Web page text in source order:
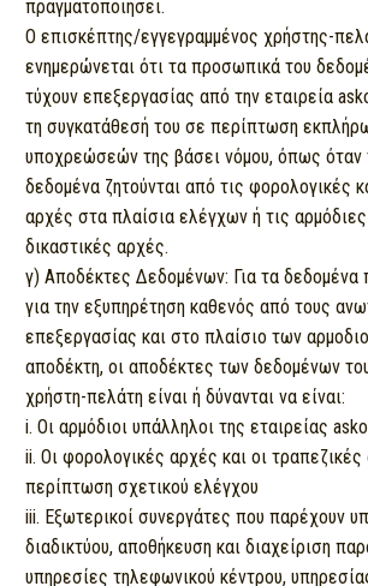
πραγματοποιήσει.
O επισκέπτης/εγγεγραμμένος χρήστης-
ενημερώνεται ότι τα προσωπικά του
τύχουν επεξεργασίας από την εταιρεία
τη συγκατάθεσή του σε περίπτωση
υποχρεώσεών της βάσει νόμου, όπως όταν
δεδομένα ζητούνται από τις φορολογικές
αρχές στα πλαίσια ελέγχων ή τις
δικαστικές αρχές.
γ) Αποδέκτες Δεδομένων: Για τα δεδομένα
για την εξυπηρέτηση καθενός από τους
επεξεργασίας και στο πλαίσιο των
αποδέκτη, οι αποδέκτες των δεδομένων
χρήστη-πελάτη είναι ή δύνανται να είναι:
i. Οι αρμόδιοι υπάλληλοι της εταιρείας
ii. Οι φορολογικές αρχές και οι
περίπτωση σχετικού ελέγχου
iii. Εξωτερικοί συνεργάτες που παρέχουν
διαδικτύου, αποθήκευση και διαχείριση
υπηρεσίες τηλεφωνικού κέντρου,